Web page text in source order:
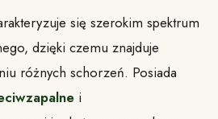
się szerokim spektrum
dzięki czemu znajduje
różnych schorzeń. Posiada
i